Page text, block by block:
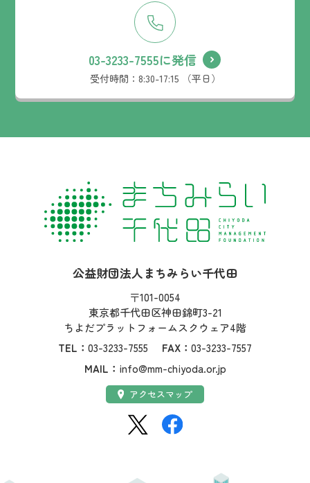
03-3233-7555に発信
受付時間： 8:30-17:15 （平日）
社名：
公益財団法人まちみらい千代田
住所：
〒101-0054
東京都千代田区神田錦町3-21
ちよだプラットフォームスクウェア4階
TEL： 03-3233-7555 FAX： 03-3233-7557
MAIL： info@mm-chiyoda.or.jp
アクセス：
アクセスマップ
SNS：